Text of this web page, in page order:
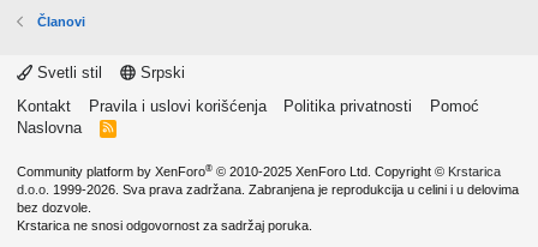
Članovi
Svetli stil
Srpski
Kontakt
Pravila i uslovi korišćenja Politika privatnosti
Pomoć
Naslovna
R
Community platform by XenForo® © 2010-2025 XenForo Ltd. Copyright © Krstarica
d.o.o. 1999-2026. Sva prava zadržana. Zabranjena je reprodukcija u celini i u delovima
bez dozvole.
Krstarica ne snosi odgovornost za sadržaj poruka.